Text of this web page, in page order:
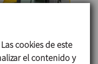
cookies de este
el contenido y